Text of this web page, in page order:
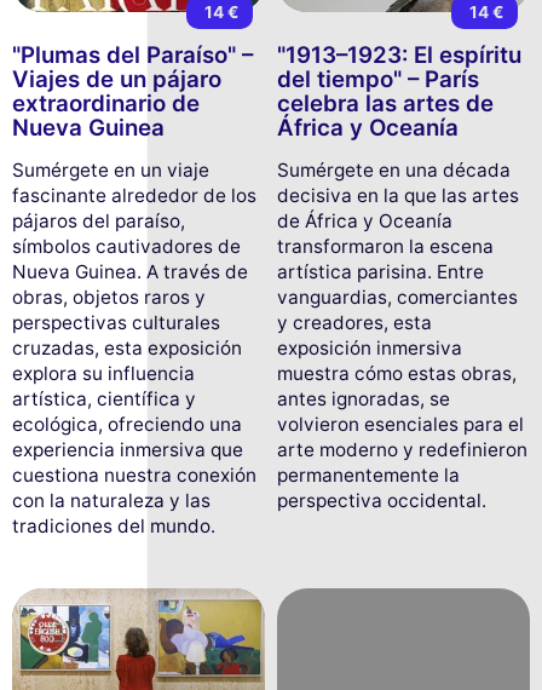
14 €
"Plumas del Paraíso" –
Viajes de un pájaro
extraordinario de
Nueva Guinea
Sumérgete en un viaje
fascinante alrededor de los
pájaros del paraíso,
símbolos cautivadores de
Nueva Guinea. A través de
obras, objetos raros y
perspectivas culturales
cruzadas, esta exposición
explora su influencia
artística, científica y
ecológica, ofreciendo una
experiencia inmersiva que
cuestiona nuestra conexión
con la naturaleza y las
tradiciones del mundo.
14 €
"1913–1923: El espíritu
del tiempo" – París
celebra las artes de
África y Oceanía
Sumérgete en una década
decisiva en la que las artes
de África y Oceanía
transformaron la escena
artística parisina. Entre
vanguardias, comerciantes
y creadores, esta
exposición inmersiva
muestra cómo estas obras,
antes ignoradas, se
volvieron esenciales para el
arte moderno y redefinieron
permanentemente la
perspectiva occidental.